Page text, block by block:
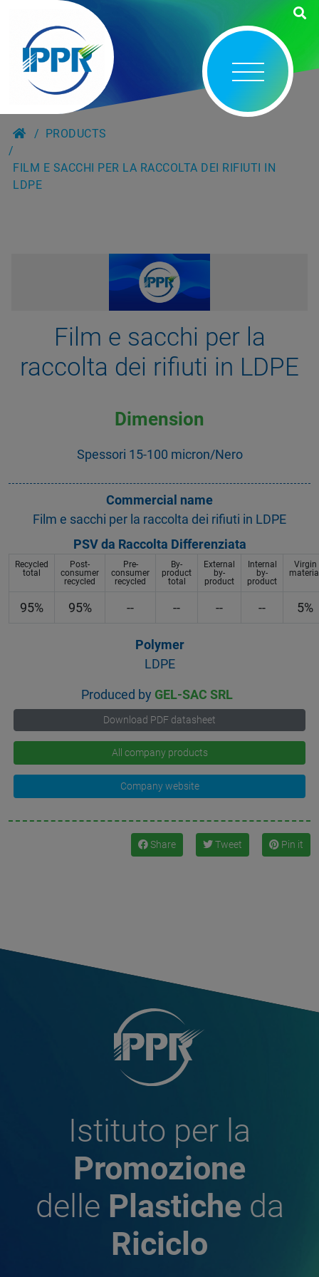
PRODUCTS
FILM E SACCHI PER LA RACCOLTA DEI RIFIUTI IN
LDPE
Film e sacchi per la
raccolta dei rifiuti in LDPE
Dimension
Spessori 15-100 micron/Nero
Commercial name
Film e sacchi per la raccolta dei rifiuti in LDPE
PSV da Raccolta Differenziata
Recycled
total
Post-
consumer
recycled
Pre-
consumer
recycled
By-
product
total
External
by-
product
Internal
by-
product
Virgin
95% 95% -- -- -- -- 5%
Polymer
LDPE
Produced by GEL-SAC SRL
Download PDF datasheet
All company products
Company website
Share Tweet Pin it
Istituto per la
Promozione
delle Plastiche da
Riciclo